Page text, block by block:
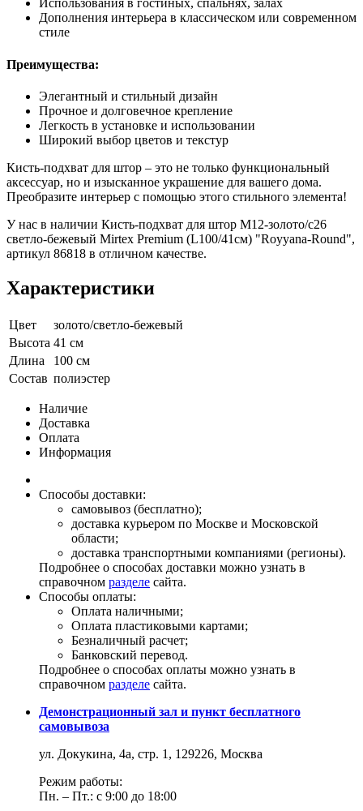
Использования в гостиных, спальнях, залах
Дополнения интерьера в классическом или современном
стиле
Преимущества:
Элегантный и стильный дизайн
Прочное и долговечное крепление
Легкость в установке и использовании
Широкий выбор цветов и текстур
Кисть-подхват для штор – это не только функциональный
аксессуар, но и изысканное украшение для вашего дома.
Преобразите интерьер с помощью этого стильного элемента!
У нас в наличии Кисть-подхват для штор M12-золото/c26
светло-бежевый Mirtex Premium (L100/41см) "Royyana-Round",
артикул 86818 в отличном качестве.
Характеристики
Цвет
золото/светло-бежевый
Высота 41 см
Длина
100 см
Состав полиэстер
Наличие
Доставка
Оплата
Информация
Способы доставки:
самовывоз (бесплатно);
доставка курьером по Москве и Московской
области;
доставка транспортными компаниями (регионы).
Подробнее о способах доставки можно узнать в
справочном разделе сайта.
Способы оплаты:
Оплата наличными;
Оплата пластиковыми картами;
Безналичный расчет;
Банковский перевод.
Подробнее о способах оплаты можно узнать в
справочном разделе сайта.
Демонстрационный зал и пункт бесплатного
самовывоза
ул. Докукина, 4а, стр. 1, 129226, Москва
Режим работы:
Пн. – Пт.: с 9:00 до 18:00